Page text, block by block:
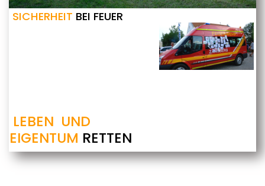
SICHERHEIT BEI FEUER
LEBEN UND
EIGENTUM RETTEN